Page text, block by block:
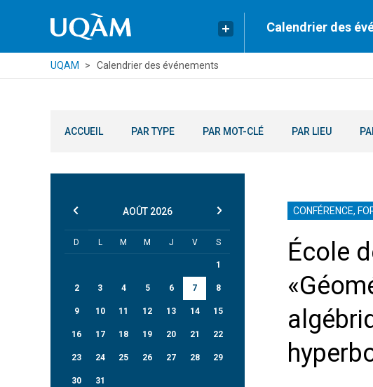
Calendrier des
UQAM Calendrier des événements
ACCUEIL PAR TYPE PAR MOT-CLÉ PAR LIEU
CONFÉRENCE,
École
AOÛT 2026
D L M M J V S
1
2 3 4 5 6 7 8
9 10 11 12 13 14 15
16 17 18 19 20 21 22
23 24 25 26 27 28 29
30 31